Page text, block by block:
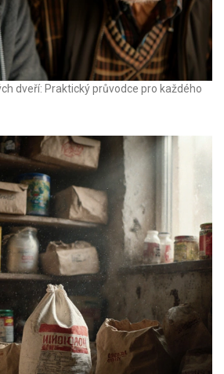
dveří: Praktický průvodce pro každého